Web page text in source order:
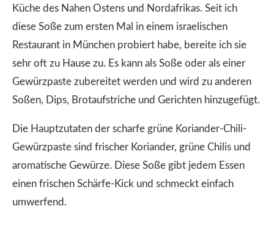
Küche des Nahen Ostens und Nordafrikas. Seit ich
diese Soße zum ersten Mal in einem israelischen
Restaurant in München probiert habe, bereite ich sie
sehr oft zu Hause zu. Es kann als Soße oder als einer
Gewürzpaste zubereitet werden und wird zu anderen
Soßen, Dips, Brotaufstriche und Gerichten hinzugefügt.
Die Hauptzutaten der scharfe grüne Koriander-Chili-
Gewürzpaste sind frischer Koriander, grüne Chilis und
aromatische Gewürze. Diese Soße gibt jedem Essen
einen frischen Schärfe-Kick und schmeckt einfach
umwerfend.